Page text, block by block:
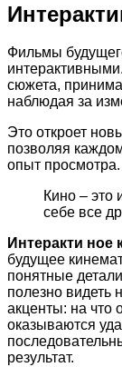
Фильмы
сюжета,
наблюдая за
Это откроет
позволяя
опыт просмотра.
Кино – это
себе все
Интеракти ное
будущее
понятные
полезно видеть
акценты: на что
оказываются
результат.